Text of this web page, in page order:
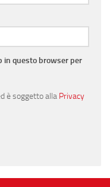
in questo browser per
è soggetto alla Privacy